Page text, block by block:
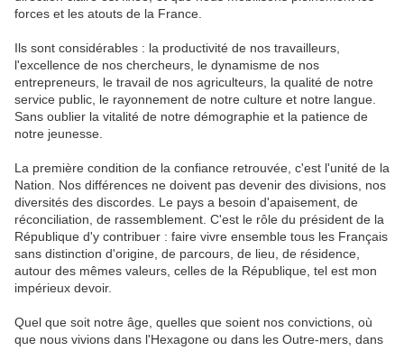
forces et les atouts de la France.
Ils sont considérables : la productivité de nos travailleurs,
l'excellence de nos chercheurs, le dynamisme de nos
entrepreneurs, le travail de nos agriculteurs, la qualité de notre
service public, le rayonnement de notre culture et notre langue.
Sans oublier la vitalité de notre démographie et la patience de
notre jeunesse.
La première condition de la confiance retrouvée, c'est l'unité de la
Nation. Nos différences ne doivent pas devenir des divisions, nos
diversités des discordes. Le pays a besoin d'apaisement, de
réconciliation, de rassemblement. C'est le rôle du président de la
République d'y contribuer : faire vivre ensemble tous les Français
sans distinction d'origine, de parcours, de lieu, de résidence,
autour des mêmes valeurs, celles de la République, tel est mon
impérieux devoir.
Quel que soit notre âge, quelles que soient nos convictions, où
que nous vivions dans l'Hexagone ou dans les Outre-mers, dans